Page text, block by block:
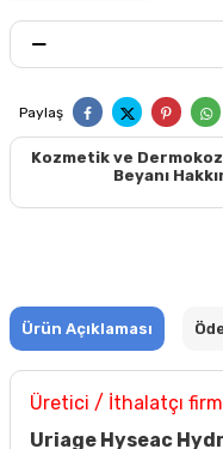
Paylaş
Kozmetik ve
Beyanı
Ürün Açıklaması
Üretici / İthalatçı
Uriage Hyseac